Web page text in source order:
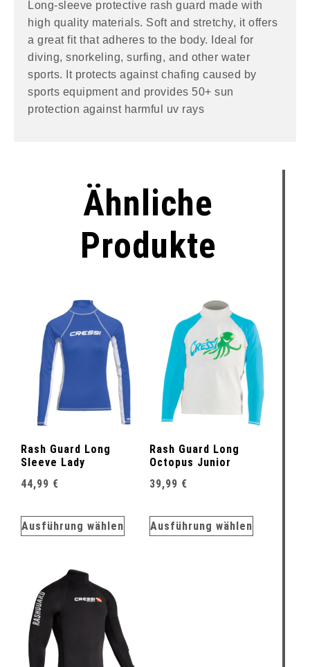
Long-sleeve protective rash guard made with
high quality materials. Soft and stretchy, it offers
a great fit that adheres to the body. Ideal for
diving, snorkeling, surfing, and other water
sports. It protects against chafing caused by
sports equipment and provides 50+ sun
protection against harmful uv rays
Ähnliche
Produkte
Rash Guard Long
Sleeve Lady
44,99 €
Ausführung wählen
Rash Guard Long
Octopus Junior
39,99 €
Ausführung wählen